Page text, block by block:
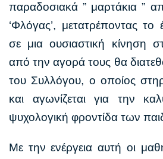
παραδοσιακά ” μαρτάκια ”
‘Φλόγας’, μετατρέποντας το
σε μια ουσιαστική κίνηση
από την αγορά τους θα
του Συλλόγου, ο οποίος
και αγωνίζεται για την
ψυχολογική φροντίδα των
Με την ενέργεια αυτή οι